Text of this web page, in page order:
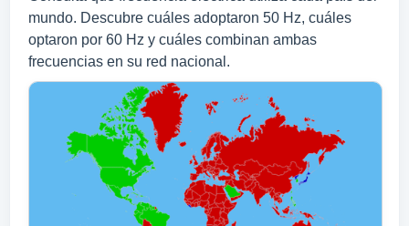
mundo. Descubre cuáles adoptaron 50 Hz, cuáles
optaron por 60 Hz y cuáles combinan ambas
frecuencias en su red nacional.